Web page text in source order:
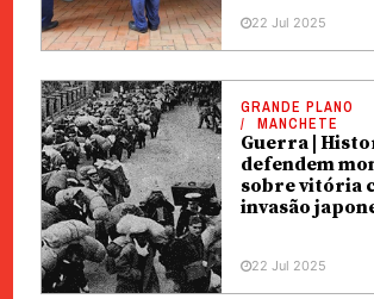
22 Jul 2025
GRANDE PLANO
MANCHETE
Guerra |
defendem
sobre vitória
invasão
22 Jul 2025